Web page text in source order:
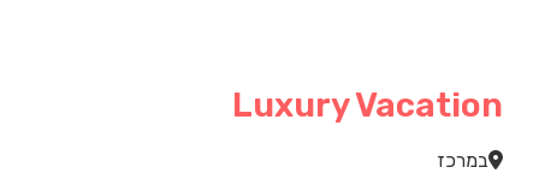
Luxury Vacation
במרכז